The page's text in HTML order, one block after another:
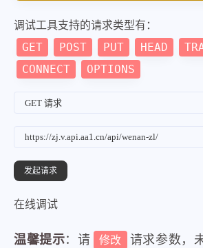
调试工具支持的请求类型有：
GET POST PUT HEAD
CONNECT
OPTIONS
在线调试
温馨提示：请 修改 请求参数，